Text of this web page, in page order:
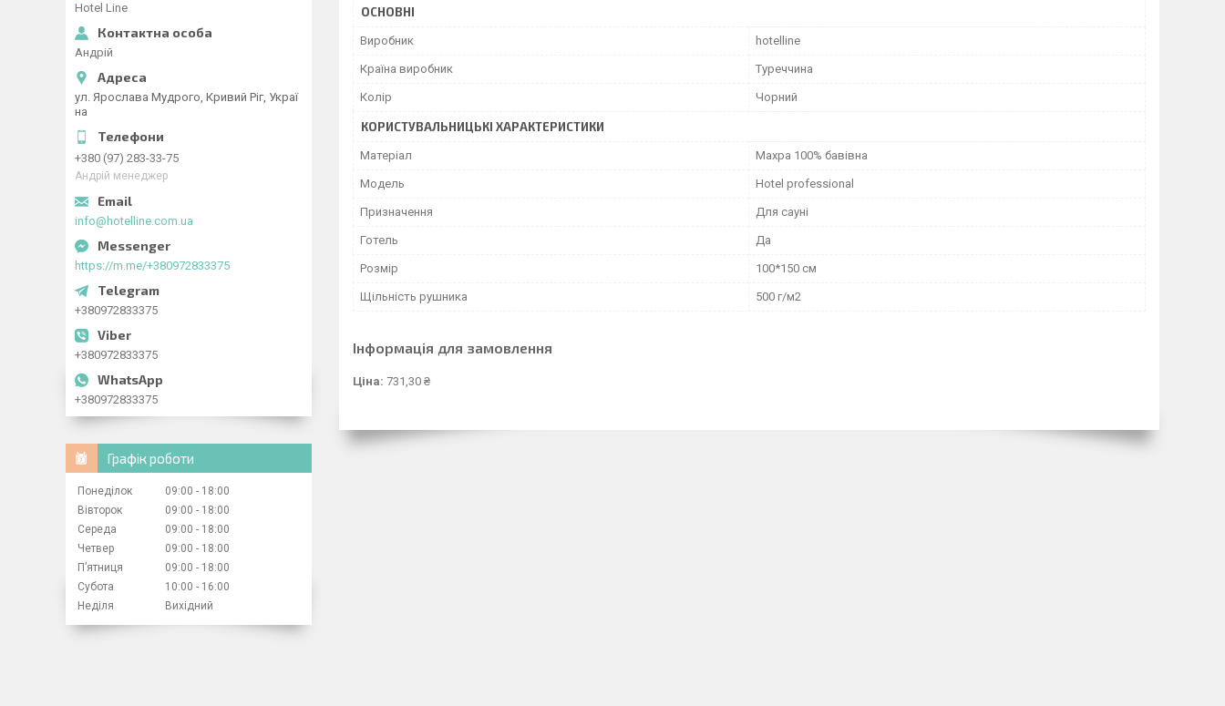
ОСНОВНІ
Виробник hotelline
Країна виробник Туреччина
Колір Чорний
КОРИСТУВАЛЬНИЦЬКІ ХАРАКТЕРИСТИКИ
Матеріал Махра 100% бавівна
Мoдель Hotel professional
Призначення Для сауні
Готель Да
Розмір 100*150 см
Щільність рушника 500 г/м2
Інформація для замовлення
Ціна: 731,30 ₴
Hotel Line
Андрій
ул. Ярослава Мудрого, Кривий Ріг, Украї
на
+380 (97) 283-33-75
Андрій менеджер
info@hotelline.com.ua
https://m.me/+380972833375
+380972833375
+380972833375
+380972833375
Графік роботи
Понеділок 09:00
18:00
Вівторок
09:00
18:00
Середа
09:00
18:00
Четвер
09:00
18:00
Пʼятниця
09:00
18:00
Субота
10:00
16:00
Неділя
Вихідний